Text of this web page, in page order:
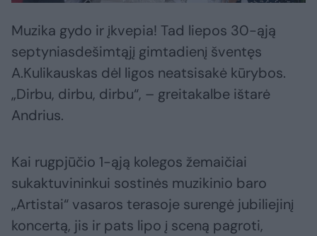
Muzika gydo ir įkvepia! Tad liepos 30-ąją
septyniasdešimtąjį gimtadienį šventęs
A.Kulikauskas dėl ligos neatsisakė kūrybos.
„Dirbu, dirbu, dirbu“, – greitakalbe ištarė
Andrius.
Kai rugpjūčio 1-ąją kolegos žemaičiai
sukaktuvininkui sostinės muzikinio baro
„Artistai“ vasaros terasoje surengė jubiliejinį
koncertą, jis ir pats lipo į sceną pagroti,